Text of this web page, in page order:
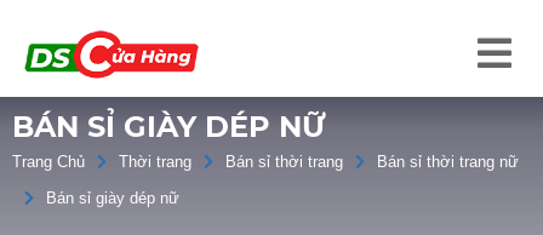
BÁN SỈ GIÀY DÉP NỮ
Trang Chủ Thời trang Bán sỉ thời trang
Bán sỉ thời trang nữ
Bán sỉ giày dép nữ